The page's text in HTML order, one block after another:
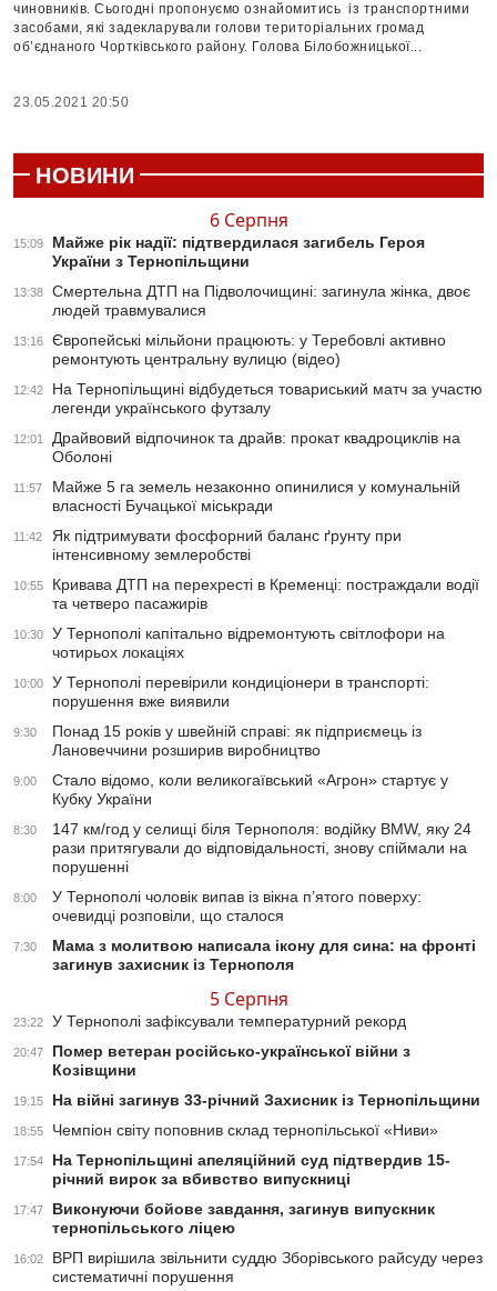
чиновників. Сьогодні пропонуємо ознайомитись із транспортними
засобами, які задекларували голови територіальних громад
об’єднаного Чортківського району. Голова Білобожницької...
23.05.2021 20:50
НОВИНИ
6 Серпня
15:09
Майже рік надії: підтвердилася загибель Героя
України з Тернопільщини
13:38
Смертельна ДТП на Підволочищині: загинула жінка, двоє
людей травмувалися
13:16
Європейські мільйони працюють: у Теребовлі активно
ремонтують центральну вулицю (відео)
12:42
На Тернопільщині відбудеться товариський матч за участю
легенди українського футзалу
12:01
Драйвовий відпочинок та драйв: прокат квадроциклів на
Оболоні
11:57
Майже 5 га земель незаконно опинилися у комунальній
власності Бучацької міськради
11:42
Як підтримувати фосфорний баланс ґрунту при
інтенсивному землеробстві
10:55
Кривава ДТП на перехресті в Кременці: постраждали водії
та четверо пасажирів
10:30
У Тернополі капітально відремонтують світлофори на
чотирьох локаціях
10:00
У Тернополі перевірили кондиціонери в транспорті:
порушення вже виявили
9:30
Понад 15 років у швейній справі: як підприємець із
Лановеччини розширив виробництво
9:00
Стало відомо, коли великогаївський «Агрон» стартує у
Кубку України
8:30
147 км/год у селищі біля Тернополя: водійку BMW, яку 24
рази притягували до відповідальності, знову спіймали на
порушенні
8:00
У Тернополі чоловік випав із вікна п’ятого поверху:
очевидці розповіли, що сталося
7:30
Мама з молитвою написала ікону для сина: на фронті
загинув захисник із Тернополя
5 Серпня
23:22 У Тернополі зафіксували температурний рекорд
20:47
Помер ветеран російсько-української війни з
Козівщини
19:15 На війні загинув 33-річний Захисник із Тернопільщини
18:55 Чемпіон світу поповнив склад тернопільської «Ниви»
17:54
На Тернопільщині апеляційний суд підтвердив 15-
річний вирок за вбивство випускниці
17:47
Виконуючи бойове завдання, загинув випускник
тернопільського ліцею
16:02
ВРП вирішила звільнити суддю Зборівського райсуду через
систематичні порушення